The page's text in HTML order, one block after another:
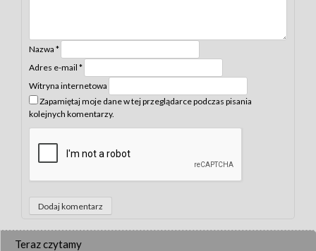
Nazwa *
Adres e-mail *
Witryna internetowa
Zapamiętaj moje dane w tej przeglądarce podczas pisania
kolejnych komentarzy.
Teraz czytamy